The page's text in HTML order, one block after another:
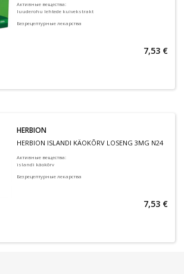
Активные вещества:
luuderohu lehtede kuivekstrakt
Безрецептурные лекарства
7,53 €
HERBION
HERBION ISLANDI KÄOKÕRV LOSENG 3MG N24
Активные вещества:
islandi käokõrv
Безрецептурные лекарства
7,53 €